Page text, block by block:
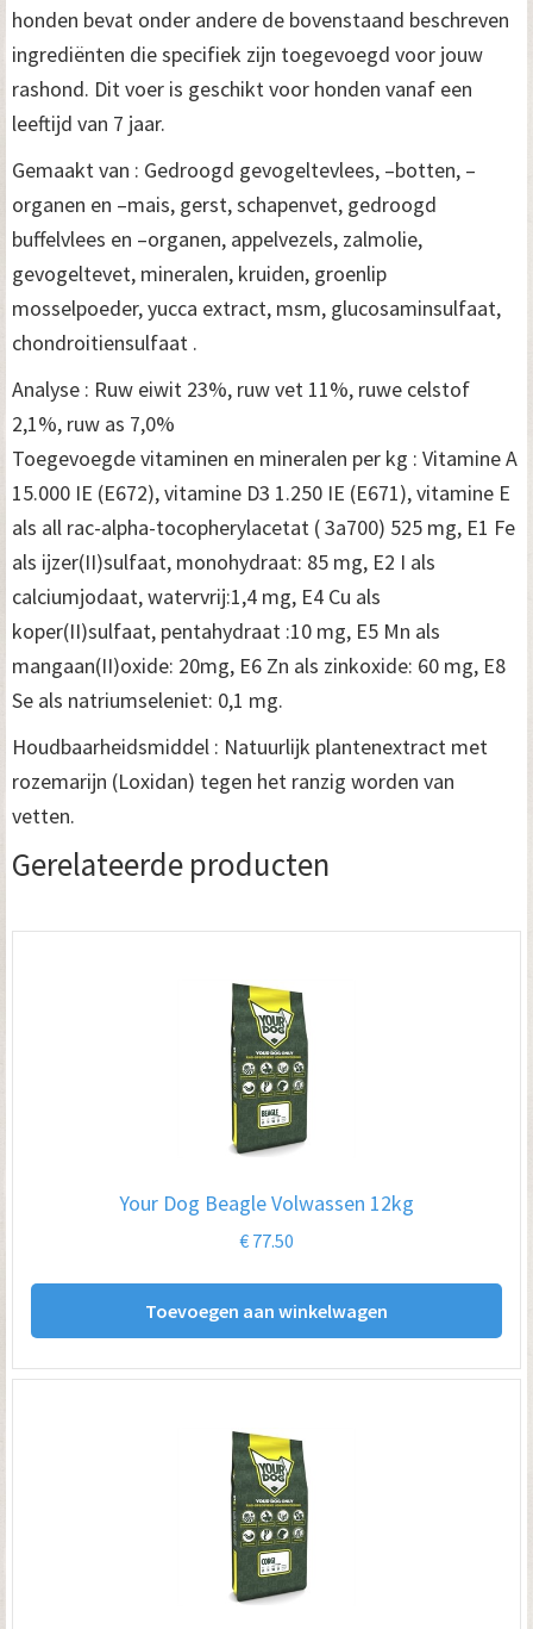
honden bevat onder andere de bovenstaand beschreven
ingrediënten die specifiek zijn toegevoegd voor jouw
rashond. Dit voer is geschikt voor honden vanaf een
leeftijd van 7 jaar.
Gemaakt van : Gedroogd gevogeltevlees, –botten, –
organen en –mais, gerst, schapenvet, gedroogd
buffelvlees en –organen, appelvezels, zalmolie,
gevogeltevet, mineralen, kruiden, groenlip
mosselpoeder, yucca extract, msm, glucosaminsulfaat,
chondroitiensulfaat .
Analyse : Ruw eiwit 23%, ruw vet 11%, ruwe celstof
2,1%, ruw as 7,0%
Toegevoegde vitaminen en mineralen per kg : Vitamine A
15.000 IE (E672), vitamine D3 1.250 IE (E671), vitamine E
als all rac-alpha-tocopherylacetat ( 3a700) 525 mg, E1 Fe
als ijzer(II)sulfaat, monohydraat: 85 mg, E2 I als
calciumjodaat, watervrij:1,4 mg, E4 Cu als
koper(II)sulfaat, pentahydraat :10 mg, E5 Mn als
mangaan(II)oxide: 20mg, E6 Zn als zinkoxide: 60 mg, E8
Se als natriumseleniet: 0,1 mg.
Houdbaarheidsmiddel : Natuurlijk plantenextract met
rozemarijn (Loxidan) tegen het ranzig worden van
vetten.
Gerelateerde producten
Your Dog Beagle Volwassen 12kg
€ 77.50
Toevoegen aan winkelwagen